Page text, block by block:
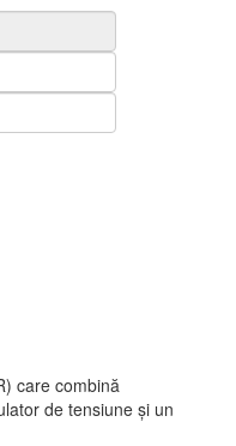
care combină
de tensiune și un